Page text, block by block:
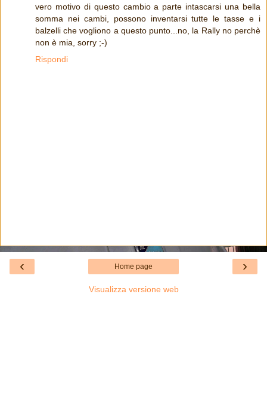
vero motivo di questo cambio a parte intascarsi una bella
somma nei cambi, possono inventarsi tutte le tasse e i
balzelli che vogliono a questo punto...no, la Rally no perchè
non è mia, sorry ;-)
Rispondi
‹ ›
Home page
Visualizza versione web